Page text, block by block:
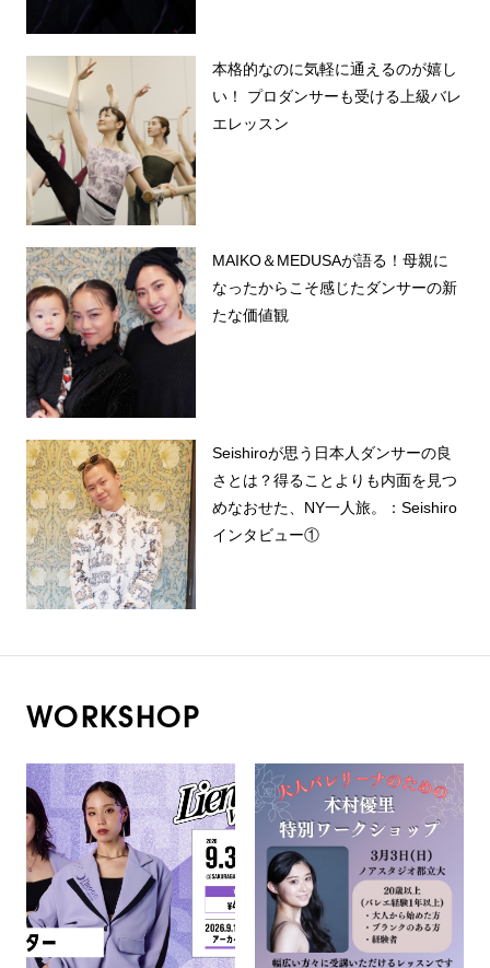
本格的なのに気軽に通えるのが嬉し
い！ プロダンサーも受ける上級バレ
エレッスン
MAIKO＆MEDUSAが語る！母親に
なったからこそ感じたダンサーの新
たな価値観
Seishiroが思う日本人ダンサーの良
さとは？得ることよりも内面を見つ
めなおせた、NY一人旅。：Seishiro
インタビュー①
WORKSHOP